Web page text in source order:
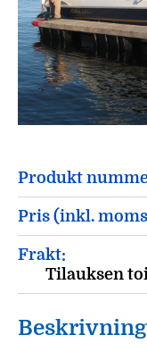
Produkt
Pris (inkl. moms
Frakt:
Tilauksen